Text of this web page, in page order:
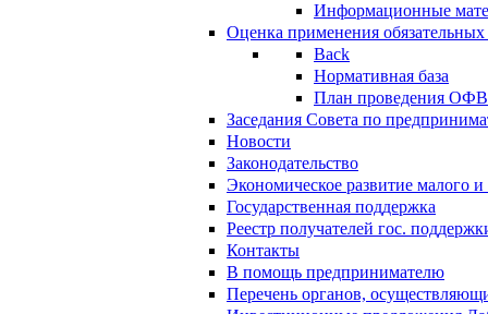
Информационные
Оценка применения
Back
Нормативная база
План проведения
Заседания Совета по
Новости
Законодательство
Экономическое развитие малого и
Государственная поддержка
Реестр получателей гос.
Контакты
В помощь предпринимателю
Перечень органов,